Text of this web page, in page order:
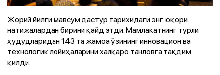
Жорий йилги мавсум дастур тарихидаги энг юқори
натижалардан бирини қайд этди. Мамлакатнинг турли
ҳудудларидан 143 та жамоа ўзининг инновацион ва
технологик лойиҳаларини халқаро танловга тақдим
қилди.